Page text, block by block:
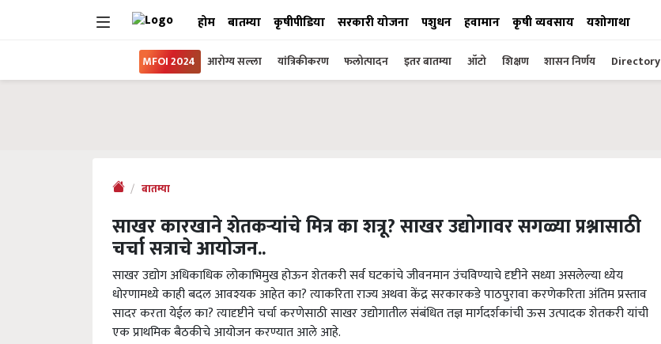
होम बातम्या कृषीपीडिया सरकारी योजना पशुधन हवामान कृषी व्यवसाय यशोगाथा
MFOI 2024 आरोग्य सल्ला यांत्रिकीकरण फलोत्पादन इतर बातम्या ऑटो शिक्षण शासन निर्णय Directory
बातम्या
साखर कारखाने शेतकऱ्यांचे मित्र का शत्रू? साखर उद्योगावर सगळ्या प्रश्नासाठी
चर्चा सत्राचे आयोजन..
साखर उद्योग अधिकाधिक लोकाभिमुख होऊन शेतकरी सर्व घटकांचे जीवनमान उंचविण्याचे दृष्टीने सध्या असलेल्या ध्येय
धोरणामध्ये काही बदल आवश्यक आहेत का? त्याकरिता राज्य अथवा केंद्र सरकारकडे पाठपुरावा करणेकरिता अंतिम प्रस्ताव
सादर करता येईल का? त्यादृष्टीने चर्चा करणेसाठी साखर उद्योगातील संबंधित तज्ञ मार्गदर्शकांची ऊस उत्पादक शेतकरी यांची
एक प्राथमिक बैठकीचे आयोजन करण्यात आले आहे.